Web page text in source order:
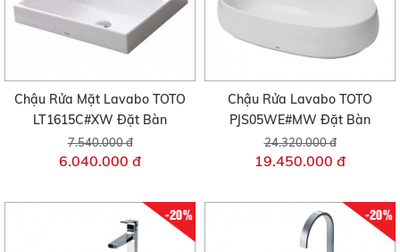
Chậu Rửa Mặt Lavabo TOTO
LT1615C#XW Đặt Bàn
7.540.000 đ
6.040.000 đ
Chậu Rửa Lavabo TOTO
PJS05WE#MW Đặt Bàn
24.320.000 đ
19.450.000 đ
-20% -20%